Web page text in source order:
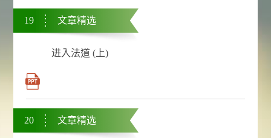
19 文章精选
进入法道 (上)
20 文章精选